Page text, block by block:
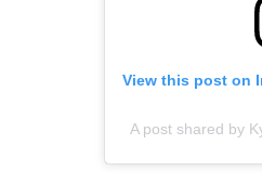
View this post on
A post shared by